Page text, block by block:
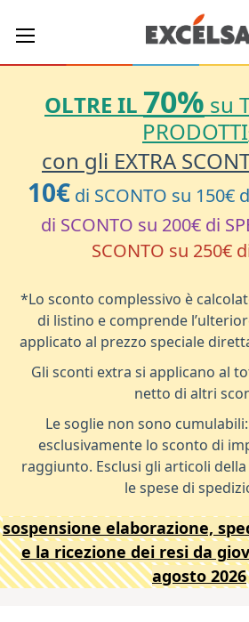
OLTRE IL 70% su
PRODOTTI
con gli EXTRA
10€ di SCONTO su 150€
di SCONTO su 200€ di
SCONTO su 250€
*Lo sconto complessivo è
di listino e comprende
applicato al prezzo speciale
Gli sconti extra si applicano al
netto di altri
Le soglie non sono
esclusivamente lo sconto di
raggiunto. Esclusi gli articoli
le spese di
sospensione elaborazione,
e la ricezione dei resi da
agosto 2026